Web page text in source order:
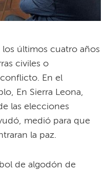
últimos cuatro años
civiles o
En el
En Sierra Leona,
las elecciones
medió para que
la paz.
de algodón de